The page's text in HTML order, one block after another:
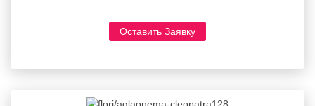
Оставить Заявку